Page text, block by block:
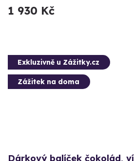
1 930 Kč
Exkluzivně u Zážitky.cz
Zážitek na doma
Dárkový balíček čokolád,